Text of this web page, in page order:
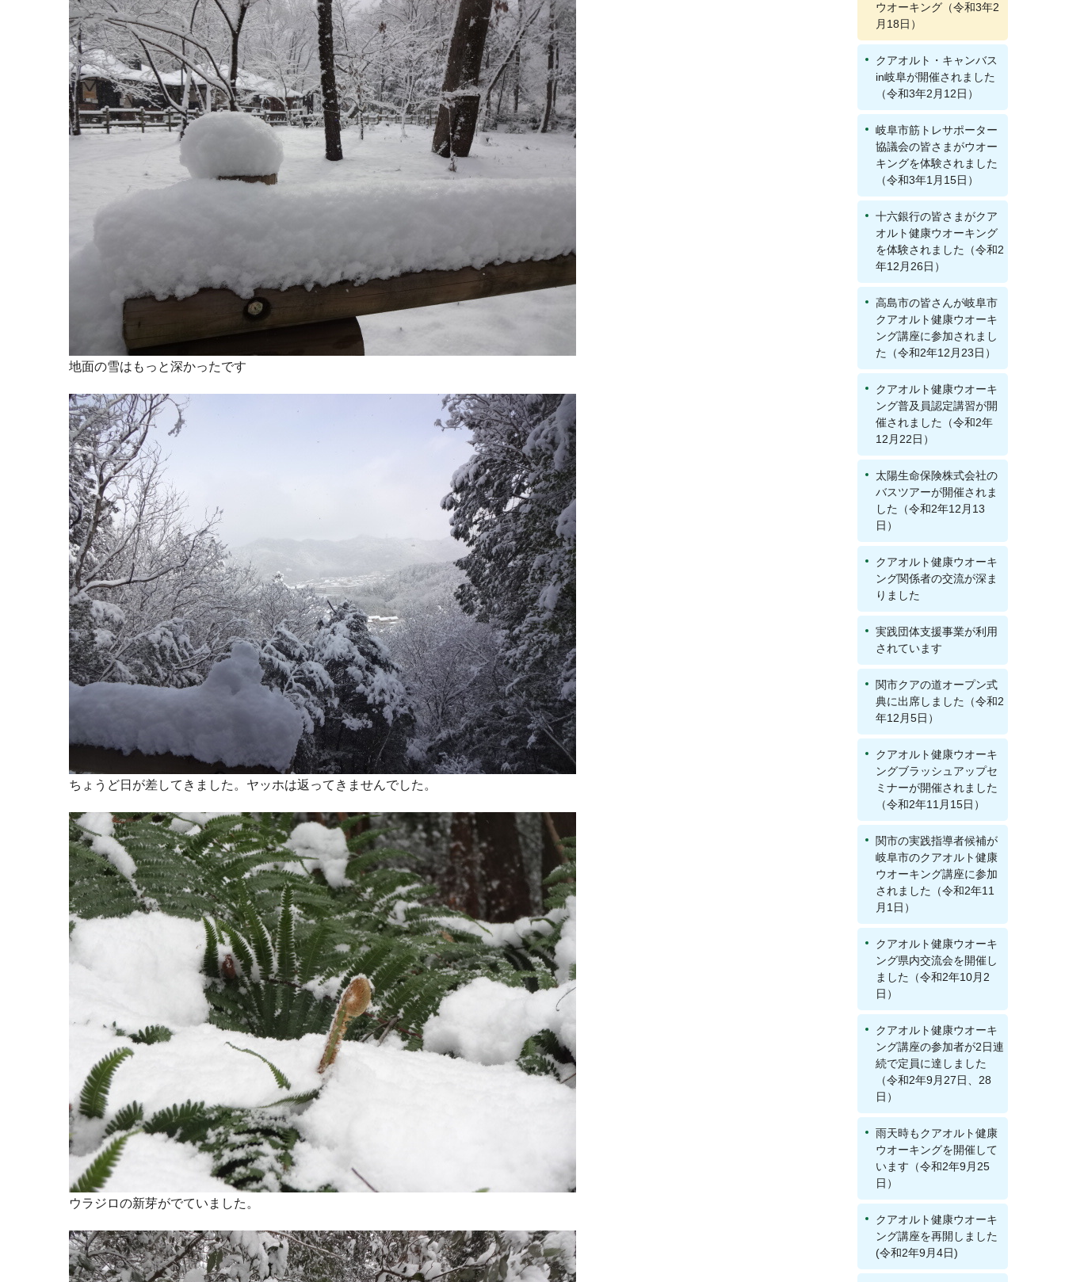
地面の雪はもっと深かったです
ちょうど日が差してきました。ヤッホは返ってきませんでした。
ウラジロの新芽がでていました。
ウオーキング（令和3年2
月18日）
クアオルト・キャンバス
in岐阜が開催されました
（令和3年2月12日）
岐阜市筋トレサポーター
協議会の皆さまがウオー
キングを体験されました
（令和3年1月15日）
十六銀行の皆さまがクア
オルト健康ウオーキング
を体験されました（令和2
年12月26日）
高島市の皆さんが岐阜市
クアオルト健康ウオーキ
ング講座に参加されまし
た（令和2年12月23日）
クアオルト健康ウオーキ
ング普及員認定講習が開
催されました（令和2年
12月22日）
太陽生命保険株式会社の
バスツアーが開催されま
した（令和2年12月13
日）
クアオルト健康ウオーキ
ング関係者の交流が深ま
りました
実践団体支援事業が利用
されています
関市クアの道オープン式
典に出席しました（令和2
年12月5日）
クアオルト健康ウオーキ
ングブラッシュアップセ
ミナーが開催されました
（令和2年11月15日）
関市の実践指導者候補が
岐阜市のクアオルト健康
ウオーキング講座に参加
されました（令和2年11
月1日）
クアオルト健康ウオーキ
ング県内交流会を開催し
ました（令和2年10月2
日）
クアオルト健康ウオーキ
ング講座の参加者が2日連
続で定員に達しました
（令和2年9月27日、28
日）
雨天時もクアオルト健康
ウオーキングを開催して
います（令和2年9月25
日）
クアオルト健康ウオーキ
ング講座を再開しました
(令和2年9月4日)